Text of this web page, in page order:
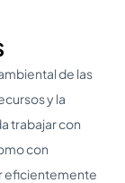
de las
y la
trabajar con
con
eficientemente